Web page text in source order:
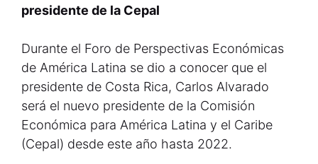
presidente de la Cepal
Durante el Foro de Perspectivas Económicas
de América Latina se dio a conocer que el
presidente de Costa Rica, Carlos Alvarado
será el nuevo presidente de la Comisión
Económica para América Latina y el Caribe
(Cepal) desde este año hasta 2022.